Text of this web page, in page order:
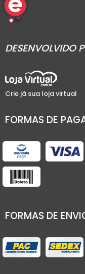
DESENVOLVIDO
Crie já sua loja virtual
FORMAS DE
FORMAS DE